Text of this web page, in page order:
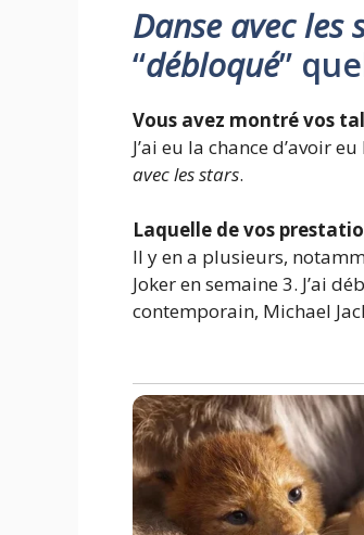
Danse avec les
“débloqué”
Vous avez montré vos
J’ai eu la chance d’avoir
avec les stars.
Laquelle de vos
Il y en a plusieurs,
Joker en semaine 3. J’ai
contemporain, Michael